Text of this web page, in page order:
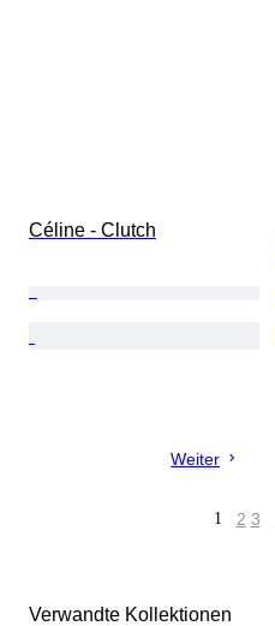
Céline - Clutch
Weiter
1 2 3
Verwandte Kollektionen